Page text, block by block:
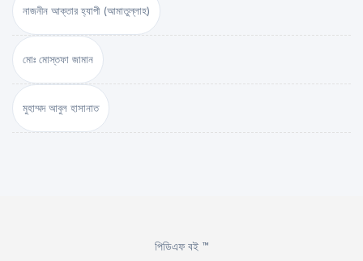
নাজনীন আক্তার হ্যাপী (আমাতুল্লাহ)
মোঃ মোস্তফা জামান
মুহাম্মদ আবুল হাসানাত
পিডিএফ বই ™